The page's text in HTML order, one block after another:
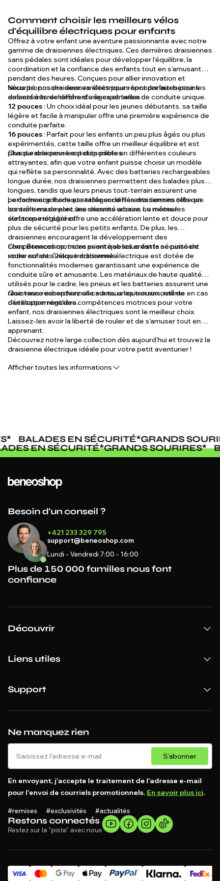
Comment choisir les meilleurs vélos
d'équilibre électriques pour enfants
Offrez à votre enfant une aventure passionnante avec notre
gamme de draisiennes électriques. Ces dernières draisiennes
sans pédales sont idéales pour développer l'équilibre, la
coordination et la confiance des enfants tout en s'amusant
pendant des heures. Conçues pour allier innovation et
sécurité, nos draisiennes électriques sont parfaites pour les
enfants à la recherche d'une expérience de conduite unique.
Nous proposons deux variétés pour répondre aux besoins
des enfants de différents âges et tailles :
12 pouces: Un choix idéal pour les jeunes débutants, sa taille
légère et facile à manipuler offre une première expérience de
conduite parfaite.
16 pouces: Parfait pour les enfants un peu plus âgés ou plus
expérimentés, cette taille offre un meilleur équilibre et est
plus durable pour les petits pilotes.
Chaque draisienne est disponible en différentes couleurs
attrayantes, afin que votre enfant puisse choisir un modèle
qui reflète sa personnalité. Avec des batteries rechargeables
longue durée, nos draisiennes permettent des balades plus
longues, tandis que leurs pneus tout-terrain assurent une
performance fluide et stable sur différents terrains tels que
les sentiers de parc, les chemins urbains ou même les
surfaces irrégulières.
Le cadre ergonomique et léger de nos draisiennes offre un
contrôle maximal et une sécurité accrue. Le moteur
électrique intégré offre une accélération lente et douce pour
plus de sécurité pour les petits enfants. De plus, les
draisiennes encouragent le développement des
compétences motrices avant que les enfants ne puissent
rouler sur des vélos traditionnels.
Chez Beneoshop, notre priorité absolue est la sécurité de
votre enfant. Chaque draisienne électrique est dotée de
fonctionnalités modernes garantissant une expérience de
conduite sûre et amusante. Les matériaux de haute qualité
utilisés pour le cadre, les pneus et les batteries assurent une
résistance exceptionnelle sur tous les terrains, même en cas
d'utilisation régulière.
Que vous recherchiez un cadeau unique ou un outil de
développement des compétences motrices pour votre
enfant, nos draisiennes électriques sont le meilleur choix.
Laissez-les avoir la liberté de rouler et de s'amuser tout en
apprenant.
Découvrez notre large collection dès aujourd'hui et trouvez la
draisienne électrique idéale pour votre petit aventurier !
Afficher toutes les informations
BALADES EN SÉCURITÉ*GRANDS
EN SÉCURITÉ*GRANDS SOURIRES
Restons connectés
Restez sur la "piste" avec nous
Ne manquez rien
S'abonner
En envoyant, j'accepte le traitement de l'adresse e-mail
pour l'envoi de courriels promotionnels. En savoir plus ici.
#remises #exclusivités #actualités
Besoin d'un conseil ?
+421 233 329 795
support@beneoshop.com
Lundi - Vendredi 7:00 - 16:00
Plus de 150 000 familles nous font
confiance
Découvrir
Liens utiles
Support